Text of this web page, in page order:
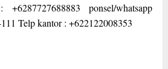
ponsel/whatsapp
Telp kantor : +622122008353